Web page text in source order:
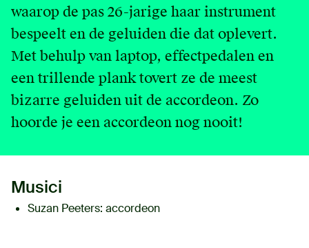
waarop de pas 26-jarige haar instrument
bespeelt en de geluiden die dat oplevert.
Met behulp van laptop, effectpedalen en
een trillende plank tovert ze de meest
bizarre geluiden uit de accordeon. Zo
hoorde je een accordeon nog nooit!
Musici
Suzan Peeters: accordeon